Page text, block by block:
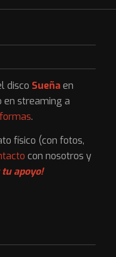
disco Sueñaen
en streaming a
.
físico (con fotos,
con nosotros y
tu apoyo!